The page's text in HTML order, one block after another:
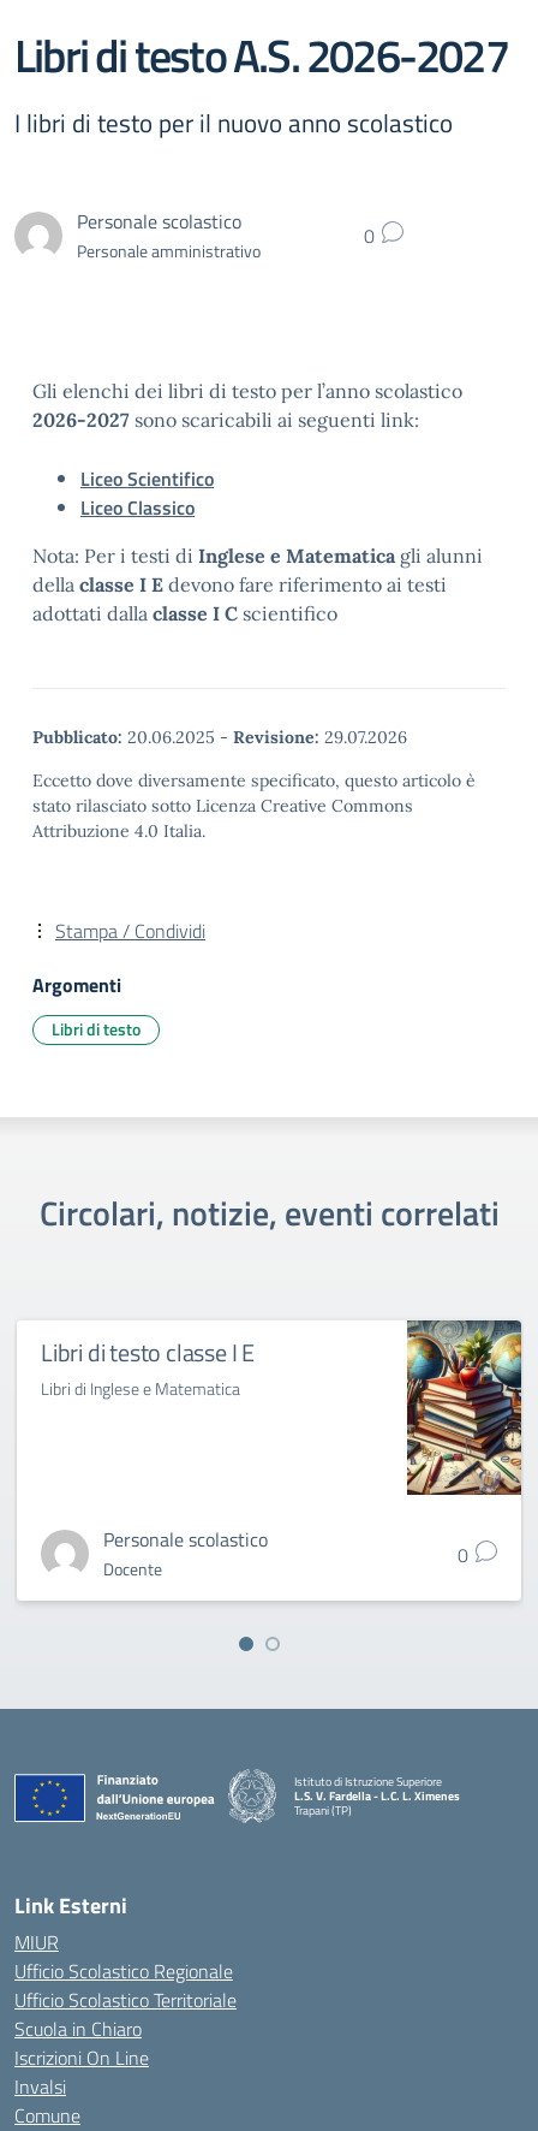
Libri di testo A.S. 2026-2027
I libri di testo per il nuovo anno scolastico
Personale scolastico
Personale amministrativo 0
Gli elenchi dei libri di testo per l’anno scolastico
2026-2027 sono scaricabili ai seguenti link:
Liceo Scientifico
Liceo Classico
Nota: Per i testi di Inglese e Matematicagli alunni
della classe I E devono fare riferimento ai testi
adottati dalla classe I C scientifico
Pubblicato: 20.06.2025 - Revisione: 29.07.2026
Eccetto dove diversamente specificato, questo articolo è
stato rilasciato sotto Licenza Creative Commons
Attribuzione 4.0 Italia.
Stampa / Condividi
Argomenti
Libri di testo
Circolari, notizie, eventi correlati
Libri di testo classe I E
Libri di Inglese e Matematica
Personale scolastico
Docente 0
Istituto di Istruzione Superiore
L.S. V. Fardella - L.C. L. Ximenes
Trapani (TP)
Link Esterni
MIUR
Ufficio Scolastico Regionale
Ufficio Scolastico Territoriale
Scuola in Chiaro
Iscrizioni On Line
Invalsi
Comune